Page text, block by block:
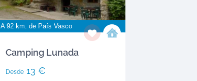
A 92 km. de País Vasco
Camping Lunada
Desde13 €